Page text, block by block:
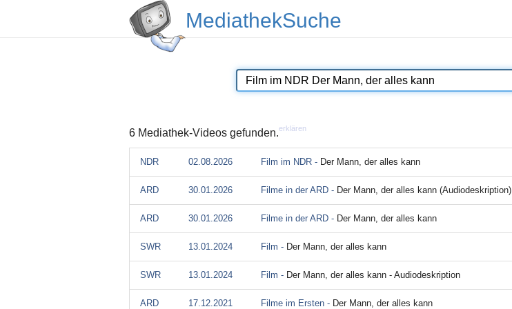
MediathekSuche
6 Mediathek-Videos gefunden.erklären
NDR 02.08.2026 Film im NDR - Der Mann, der alles kann
ARD 30.01.2026 Filme in der ARD - Der Mann, der alles kann (Audiodeskription)
ARD 30.01.2026 Filme in der ARD - Der Mann, der alles kann
SWR 13.01.2024 Film - Der Mann, der alles kann
SWR 13.01.2024 Film - Der Mann, der alles kann - Audiodeskription
ARD 17.12.2021 Filme im Ersten - Der Mann, der alles kann